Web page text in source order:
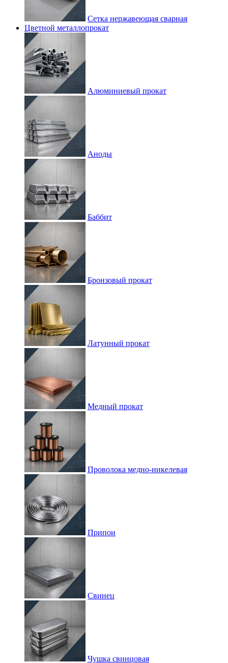
Сетка нержавеющая сварная
Цветной металлопрокат
Алюминиевый прокат
Аноды
Баббит
Бронзовый прокат
Латунный прокат
Медный прокат
Проволока медно-никелевая
Припои
Свинец
Чушка свинцовая